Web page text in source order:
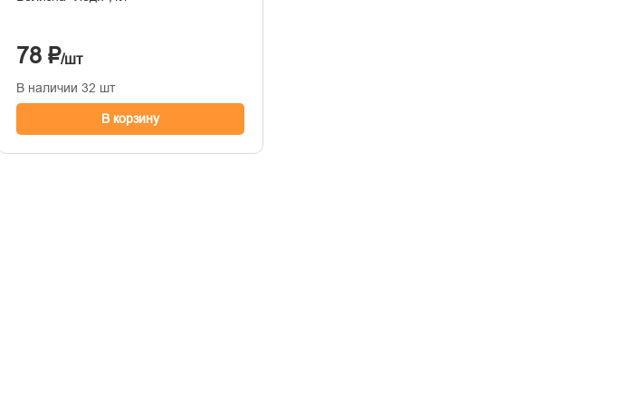
78 ₽/шт
В наличии 32 шт
В корзину